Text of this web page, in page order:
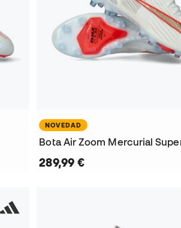
NOVEDAD
289,99 €